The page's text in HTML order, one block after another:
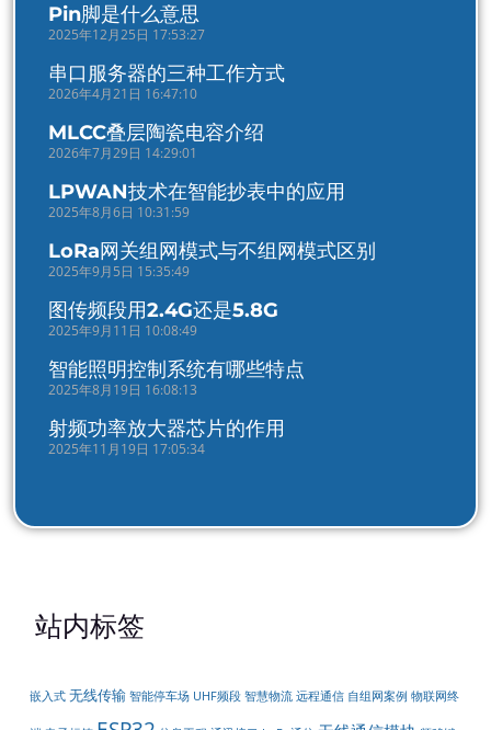
Pin脚是什么意思
2025年12月25日 17:53:27
串口服务器的三种工作方式
2026年4月21日 16:47:10
MLCC叠层陶瓷电容介绍
2026年7月29日 14:29:01
LPWAN技术在智能抄表中的应用
2025年8月6日 10:31:59
LoRa网关组网模式与不组网模式区别
2025年9月5日 15:35:49
图传频段用2.4G还是5.8G
2025年9月11日 10:08:49
智能照明控制系统有哪些特点
2025年8月19日 16:08:13
射频功率放大器芯片的作用
2025年11月19日 17:05:34
站内标签
嵌入式 无线传输 智能停车场 UHF频段 智慧物流 远程通信 自组网案例 物联网终